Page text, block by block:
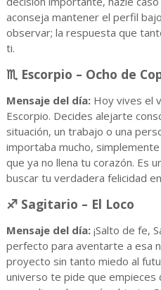
aconseja mantener el perfil
observar; la respuesta que
ti.
♏ Escorpio – Ocho de
Mensaje del día:Hoy vives el
Escorpio. Decides alejarte
situación, un trabajo o una
importaba mucho,
que ya no llena tu corazón. Es
buscar tu verdadera felicidad
♐ Sagitario – El Loco
Mensaje del día:¡Salto de fe,
perfecto para aventarte a esa
proyecto sin tanto miedo al
universo te pide que empieces